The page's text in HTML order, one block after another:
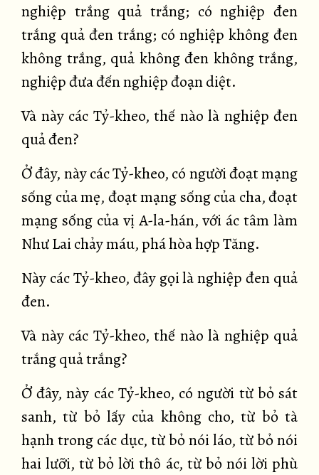
nghiệp trắng quả trắng; có nghiệp đen
trắng quả đen trắng; có nghiệp không đen
không trắng, quả không đen không trắng,
nghiệp đưa đến nghiệp đoạn diệt.
Và này các Tỷ-kheo, thế nào là nghiệp đen
quả đen?
Ở đây, này các Tỷ-kheo, có người đoạt mạng
sống của mẹ, đoạt mạng sống của cha, đoạt
mạng sống của vị A-la-hán, với ác tâm làm
Như Lai chảy máu, phá hòa hợp Tăng.
Này các Tỷ-kheo, đây gọi là nghiệp đen quả
đen.
Và này các Tỷ-kheo, thế nào là nghiệp quả
trắng quả trắng?
Ở đây, này các Tỷ-kheo, có người từ bỏ sát
sanh, từ bỏ lấy của không cho, từ bỏ tà
hạnh trong các dục, từ bỏ nói láo, từ bỏ nói
hai lưỡi, từ bỏ lời thô ác, từ bỏ nói lời phù